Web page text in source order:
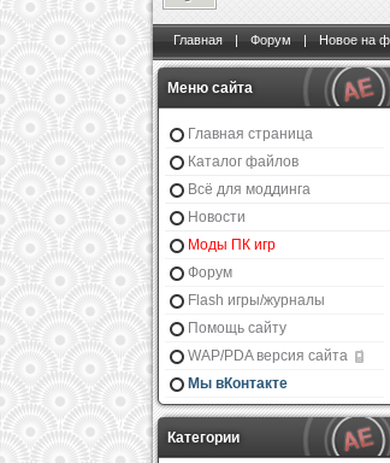
Главная | Форум | Новое на
Меню сайта
Главная страница
Каталог файлов
Всё для моддинга
Новости
Моды ПК игр
Форум
Flash игры/журналы
Помощь сайту
WAP/PDA версия сайта
Мы вКонтакте
Категории